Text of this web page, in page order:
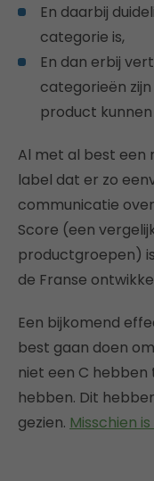
En daarbij
categorie is,
En dan erbij
categorieën
product
Al met al best een
label dat er zo
communicatie
Score (een
productgroepen)
de Franse
Een bijkomend
best gaan doen
niet een C
hebben. Dit
gezien. Misschien